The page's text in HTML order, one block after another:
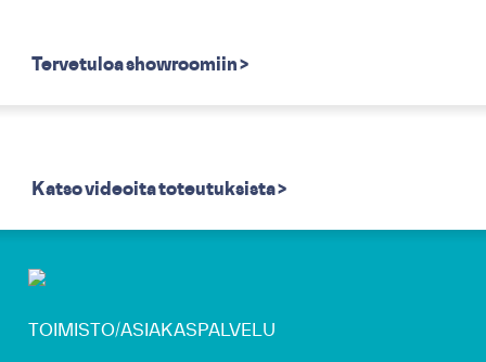
Tervetuloa showroomiin >
Katso videoita toteutuksista >
TOIMISTO/ASIAKASPALVELU